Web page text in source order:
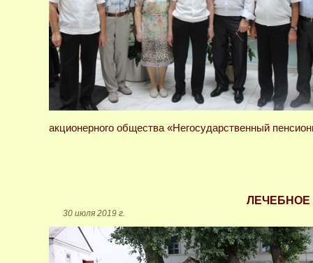
акционерного общества «Негосударственный
30 июля 2019 г.